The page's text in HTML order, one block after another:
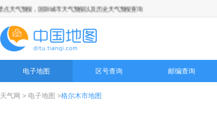
预报，国际城市天气预报以及历史天气预报查询
电子地图 区号查询 邮编查询
天气网 > 电子地图 >格尔木市地图